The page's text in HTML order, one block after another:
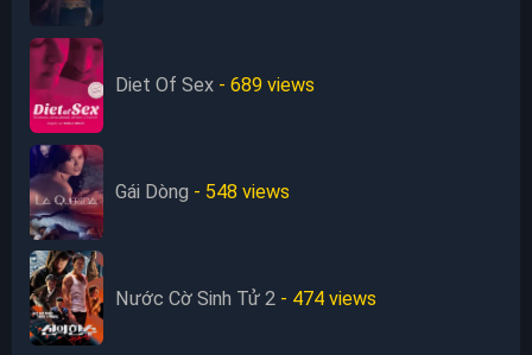
Diet Of Sex - 689 views
Gái Dòng - 548 views
Nước Cờ Sinh Tử 2 - 474 views